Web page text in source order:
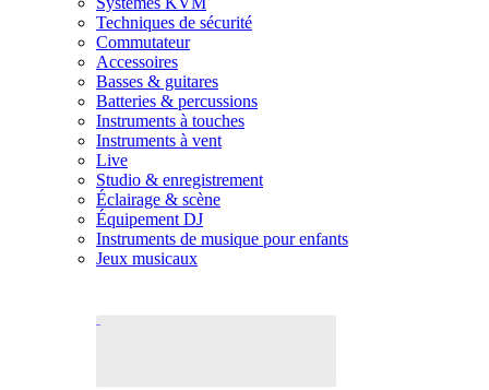
Techniques de sécurité
Commutateur
Accessoires
Basses & guitares
Batteries & percussions
Instruments à touches
Instruments à vent
Live
Studio & enregistrement
Éclairage & scène
Équipement DJ
Instruments de musique pour enfants
Jeux musicaux